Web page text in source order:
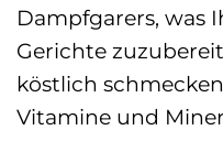
Dampfgarers, was
Gerichte
köstlich
Vitamine und